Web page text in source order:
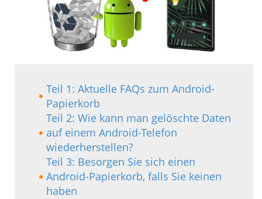
Teil 1: Aktuelle FAQs zum Android-
Papierkorb
Teil 2: Wie kann man gelöschte Daten
auf einem Android-Telefon
wiederherstellen?
Teil 3: Besorgen Sie sich einen
Android-Papierkorb, falls Sie keinen
haben